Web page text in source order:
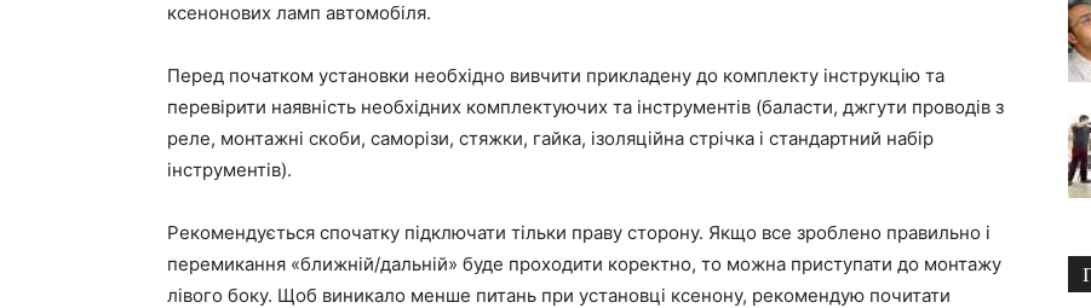
ксенонових ламп автомобіля.
Перед початком установки необхідно вивчити прикладену до комплекту інструкцію та
перевірити наявність необхідних комплектуючих та інструментів (баласти, джгути проводів з
реле, монтажні скоби, саморізи, стяжки, гайка, ізоляційна стрічка і стандартний набір
інструментів).
Рекомендується спочатку підключати тільки праву сторону. Якщо все зроблено правильно і
перемикання «ближній/дальній» буде проходити коректно, то можна приступати до монтажу
лівого боку. Щоб виникало менше питань при установці ксенону, рекомендую почитати